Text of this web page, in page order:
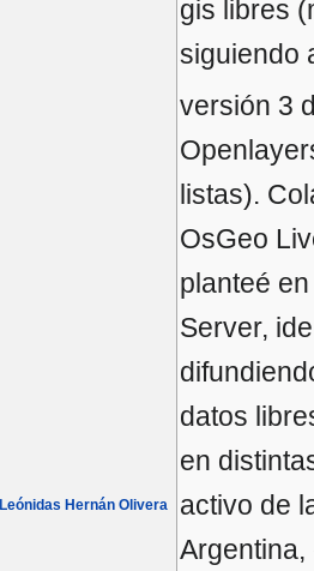
Leónidas Hernán Olivera
gis libres
siguiendo
versión 3
listas).
OsGeo
planteé
Server,
datos
en
activo de